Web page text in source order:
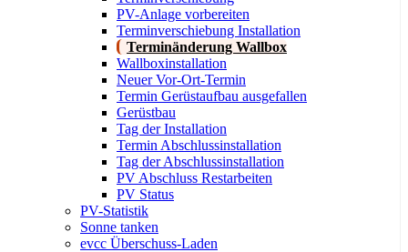
PV-Anlage vorbereiten
Terminverschiebung Installation
Terminänderung Wallbox
Wallboxinstallation
Neuer Vor-Ort-Termin
Termin Gerüstaufbau ausgefallen
Gerüstbau
Tag der Installation
Termin Abschlussinstallation
Tag der Abschlussinstallation
PV Abschluss Restarbeiten
PV Status
PV-Statistik
Sonne tanken
evcc Überschuss-Laden